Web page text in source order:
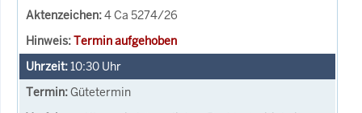
4 Ca 5274/26
Termin aufgehoben
10:30 Uhr
Gütetermin